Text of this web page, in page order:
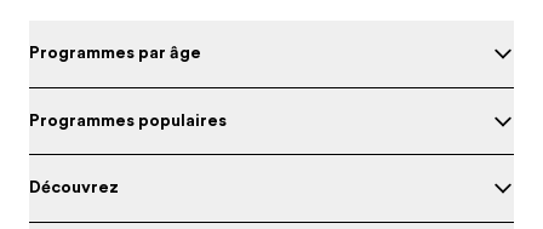
Programmes par âge
Programmes populaires
Découvrez